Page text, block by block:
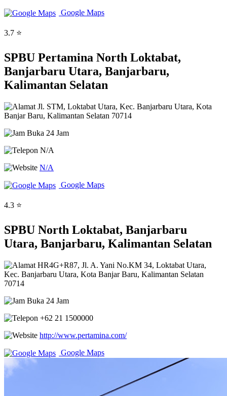
Google Maps
3.7 ⭐
SPBU Pertamina North Loktabat,
Banjarbaru Utara, Banjarbaru,
Kalimantan Selatan
Jl. STM, Loktabat Utara, Kec. Banjarbaru Utara, Kota
Banjar Baru, Kalimantan Selatan 70714
Buka 24 Jam
N/A
N/A
Google Maps
4.3 ⭐
SPBU North Loktabat, Banjarbaru
Utara, Banjarbaru, Kalimantan Selatan
HR4G+R87, Jl. A. Yani No.KM 34, Loktabat Utara,
Kec. Banjarbaru Utara, Kota Banjar Baru, Kalimantan Selatan
70714
Buka 24 Jam
+62 21 1500000
http://www.pertamina.com/
Google Maps